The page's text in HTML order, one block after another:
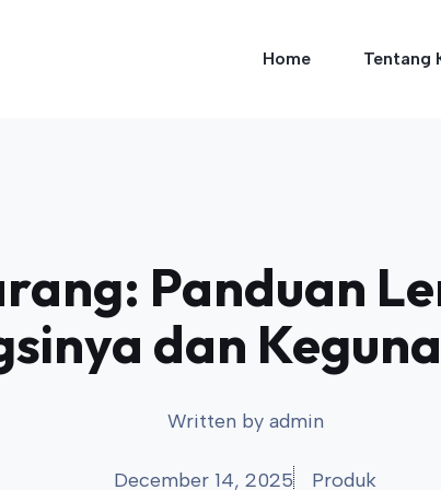
Home Tentang
Panduan
dan
Written by admin
December 14, 2025 Produk